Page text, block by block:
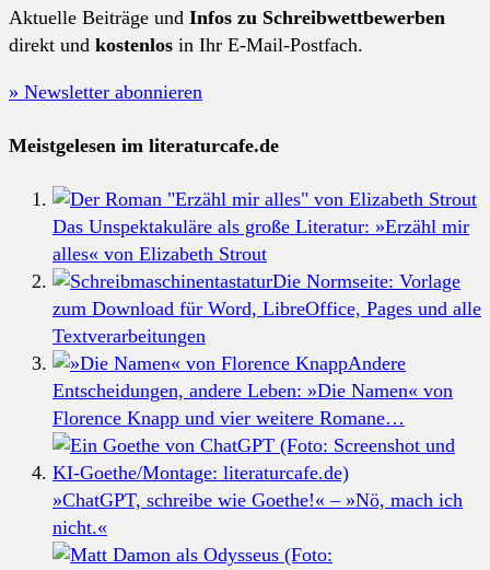
Aktuelle Beiträge und Infos zu Schreibwettbewerben
direkt und kostenlos in Ihr E-Mail-Postfach.
» Newsletter abonnieren
Meistgelesen im literaturcafe.de
Das Unspektakuläre als große Literatur: »Erzähl mir
alles« von Elizabeth Strout
Die Normseite: Vorlage
zum Download für Word, LibreOffice, Pages und alle
Textverarbeitungen
Andere
Entscheidungen, andere Leben: »Die Namen« von
Florence Knapp und vier weitere Romane…
»ChatGPT, schreibe wie Goethe!« – »Nö, mach ich
nicht.«